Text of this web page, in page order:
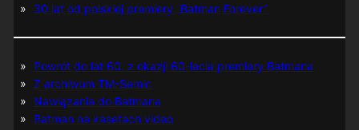
30 lat od polskiej premiery „Batman Forever”
Powrót do lat 60. z okazji 60-lecia premiery Batmana
Z archiwum TM-Semic
Nawiązania do Batmana
Batman na kasetach video